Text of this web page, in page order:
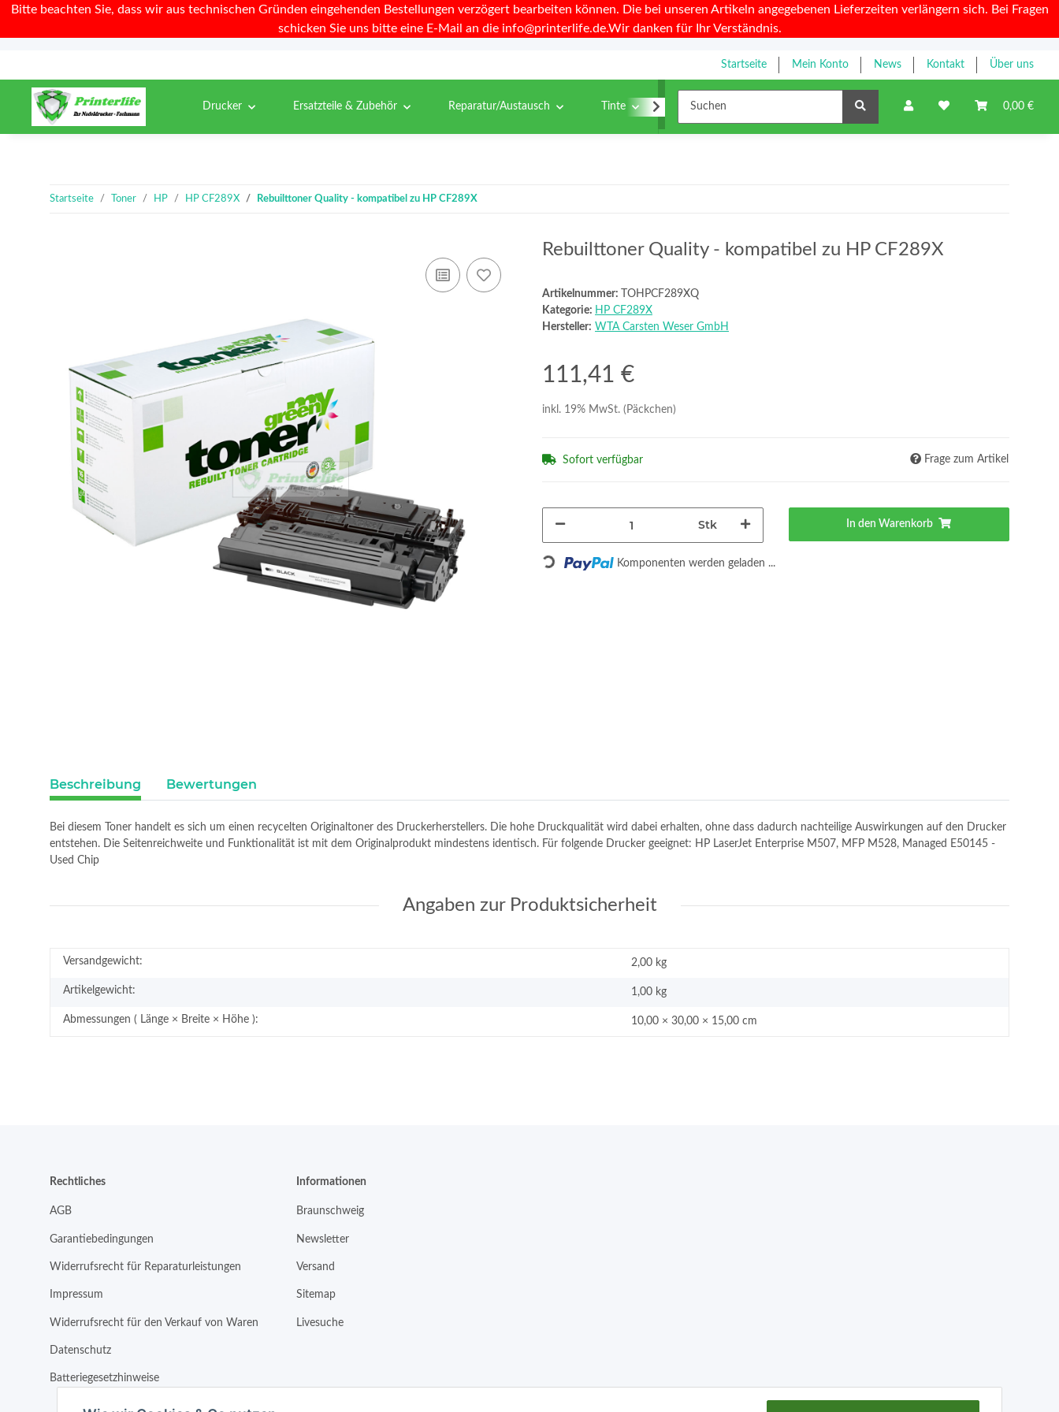
Bitte beachten Sie, dass wir aus technischen Gründen eingehenden Bestellungen verzögert bearbeiten können. Die bei unseren Artikeln angegebenen Lieferzeiten verlängern sich. Bei Fragen
schicken Sie uns bitte eine E-Mail an die info@printerlife.de.Wir danken für Ihr Verständnis.
Startseite Mein Konto News Kontakt Über uns
0,00 €
Drucker Ersatzteile & Zubehör Reparatur/Austausch Tinte Toner
Startseite Toner HP HP CF289X Rebuilttoner Quality - kompatibel zu HP CF289X
Rebuilttoner Quality - kompatibel zu HP CF289X
Artikelnummer:
TOHPCF289XQ
Kategorie: HP CF289X
Hersteller: WTA Carsten Weser GmbH
111,41 €
inkl. 19% MwSt. (Päckchen)
Sofort verfügbar Frage zum Artikel
Stk In den Warenkorb
Loading... Komponenten werden geladen ...
Beschreibung Bewertungen
Bei diesem Toner handelt es sich um einen recycelten Originaltoner des Druckerherstellers. Die hohe Druckqualität wird dabei erhalten, ohne dass dadurch nachteilige Auswirkungen auf den Drucker
entstehen. Die Seitenreichweite und Funktionalität ist mit dem Originalprodukt mindestens identisch. Für folgende Drucker geeignet: HP LaserJet Enterprise M507, MFP M528, Managed E50145 -
Used Chip
Angaben zur Produktsicherheit
Versandgewicht: 2,00 kg
Artikelgewicht: 1,00 kg
Abmessungen ( Länge × Breite × Höhe ): 10,00 × 30,00 × 15,00 cm
Rechtliches
AGB
Garantiebedingungen
Widerrufsrecht für Reparaturleistungen
Impressum
Widerrufsrecht für den Verkauf von Waren
Datenschutz
Batteriegesetzhinweise
Informationen
Braunschweig
Newsletter
Versand
Sitemap
Livesuche